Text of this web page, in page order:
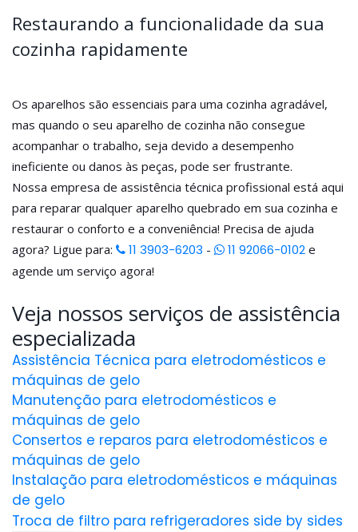
Restaurando a funcionalidade da sua
cozinha rapidamente
Os aparelhos são essenciais para uma cozinha agradável,
mas quando o seu aparelho de cozinha não consegue
acompanhar o trabalho, seja devido a desempenho
ineficiente ou danos às peças, pode ser frustrante.
Nossa empresa de assistência técnica profissional está aqui
para reparar qualquer aparelho quebrado em sua cozinha e
restaurar o conforto e a conveniência! Precisa de ajuda
agora? Ligue para:
11 3903-6203 - 11 92066-0102 e
agende um serviço agora!
Veja nossos serviços de assistência
especializada
Assistência Técnica para eletrodomésticos e
máquinas de gelo
Manutenção para eletrodomésticos e
máquinas de gelo
Consertos e reparos para eletrodomésticos e
máquinas de gelo
Instalação para eletrodomésticos e máquinas
de gelo
Troca de filtro para refrigeradores side by sides